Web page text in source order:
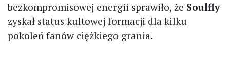
bezkompromisowej energii sprawiło, że Soulfly
zyskał status kultowej formacji dla kilku
pokoleń fanów ciężkiego grania.